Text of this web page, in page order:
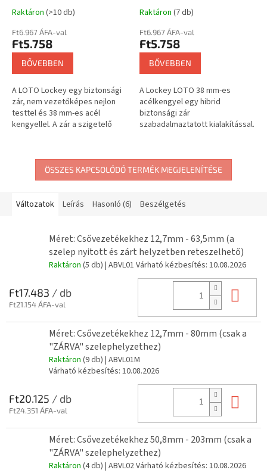
nejlon test (nem
vezetőképes), egyenes él,
EN címke
Raktáron (>10 db)
Ft6.967 ÁFA-val
Ft5.758
BŐVEBBEN
A LOTO Lockey egy biztonsági
zár, nem vezetőképes nejlon
testtel és 38 mm-es acél
kengyellel. A zár a szigetelő
Lockout...
test (nem vezetőképes),
LOCKEY forma
(szabadalmaztatott)
Raktáron (7 db)
Ft6.967 ÁFA-val
Ft5.758
BŐVEBBEN
A Lockey LOTO 38 mm-es
acélkengyel egy hibrid
biztonsági zár
szabadalmaztatott kialakítással.
ellen, míg az acélkengyel...
ÖSSZES KAPCSOLÓDÓ TERMÉK MEGJELENÍTÉSE
Változatok Leírás Hasonló (6) Beszélgetés
Méret: Csővezetékekhez 12,7mm - 63,5mm (a
szelep nyitott és zárt helyzetben reteszelhető)
Raktáron (5 db) | ABVL01 Várható kézbesítés: 10.08.2026
Ft17.483 / db
Ft21.154 ÁFA-val
Méret: Csővezetékekhez 12,7mm - 80mm (csak a
"ZÁRVA" szelephelyzethez)
Raktáron (9 db) | ABVL01M
Várható kézbesítés: 10.08.2026
Ft20.125 / db
Ft24.351 ÁFA-val
Méret: Csővezetékekhez 50,8mm - 203mm (csak a
"ZÁRVA" szelephelyzethez)
Raktáron (4 db) | ABVL02Várható kézbesítés: 10.08.2026